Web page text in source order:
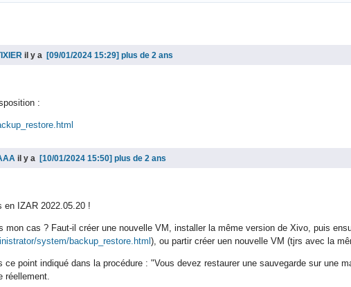
il y a plus de 2 ans
:
il y a plus de 2 ans
en IZAR 2022.05.20 !
cas ? Faut-il créer une nouvelle VM, installer la même version de Xivo, puis
system/backup_restore.html), ou partir créer uen nouvelle VM (tjrs avec la
point indiqué dans la procédure : "Vous devez restaurer une sauvegarde sur une
réellement.